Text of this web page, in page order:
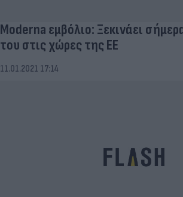
Moderna εμβόλιο: Ξεκινάει
του στις χώρες της ΕΕ
11.01.2021 17:14